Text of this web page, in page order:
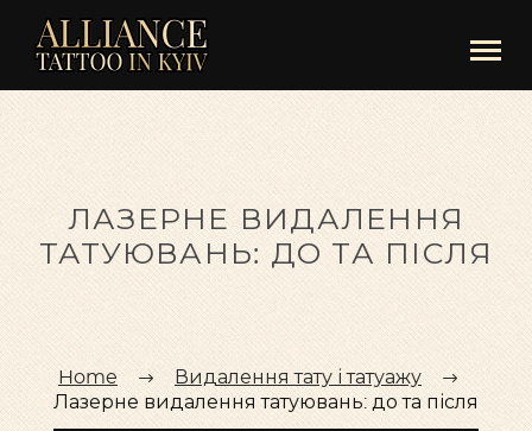
ЛАЗЕРНЕ ВИДАЛЕННЯ
ТАТУЮВАНЬ: ДО ТА ПІСЛЯ
Home
Видалення тату і татуажу
Лазерне видалення татуювань: до та після